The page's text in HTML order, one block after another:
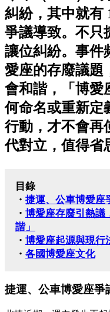
糾紛，其中就有
爭議導致。不只
讓位糾紛。事件
愛座的存廢議題
會和諧，「博愛
何命名或重新定
行動，才不會再
代對立，值得省
目錄
・ 捷運、公車博愛座
・ 博愛座存廢引熱議
諧」
・ 博愛座起源與現行
・ 各國博愛座文化
捷運、公車博愛座爭